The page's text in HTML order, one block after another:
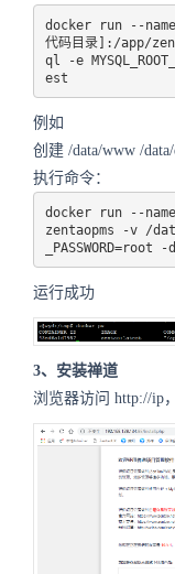
docker run --
代码目录]:/app/
ql -e
est
例如
创建 /data/www /data/
执行命令：
docker run --
zentaopms -v /
运行成功
3、安装禅道
浏览器访问 http://ip